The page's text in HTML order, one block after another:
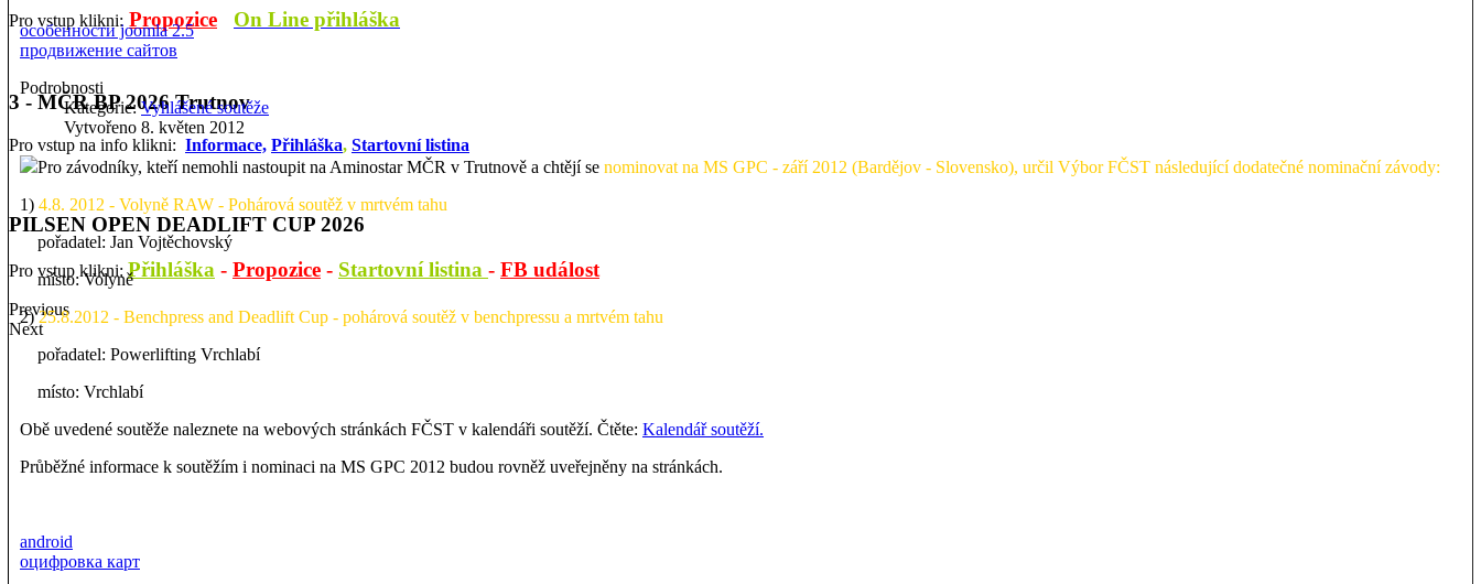
Pro vstup klikni: Propozice On Line přihláška
3 - MČR BP 2026 Trutnov
Pro vstup na info klikni: Informace, Přihláška, Startovní listina
PILSEN OPEN DEADLIFT CUP 2026
Pro vstup klikni:Přihláška - Propozice - Startovní listina - FB událost
Previous
Next
особенности joomla 2.5
продвижение сайтов
Podrobnosti
Kategorie:Vyhlášené soutěže
Vytvořeno 8. květen 2012
Pro závodníky, kteří nemohli nastoupit na Aminostar MČR v Trutnově a chtějí se nominovat na MS GPC - září 2012 (Bardějov - Slovensko), určil Výbor FČST následující dodatečné nominační závody:
1) 4.8. 2012 - Volyně RAW - Pohárová soutěž v mrtvém tahu
pořadatel: Jan Vojtěchovský
místo: Volyně
2)25.8.2012 - Benchpress and Deadlift Cup - pohárová soutěž v benchpressu a mrtvém tahu
pořadatel: Powerlifting Vrchlabí
místo: Vrchlabí
Obě uvedené soutěže naleznete na webových stránkách FČST v kalendáři soutěží. Čtěte: Kalendář soutěží.
Průběžné informace k soutěžím i nominaci na MS GPC 2012 budou rovněž uveřejněny na stránkách.
android
оцифровка карт